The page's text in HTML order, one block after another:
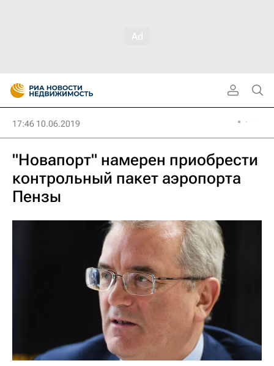
17:46 10.06.2019
"Новапорт" намерен приобрести
контрольный пакет аэропорта
Пензы